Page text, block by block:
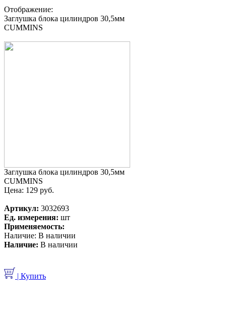
Отображение:
Заглушка блока цилиндров 30,5мм
CUMMINS
Заглушка блока цилиндров 30,5мм
CUMMINS
Цена: 129 руб.
Артикул: 3032693
Ед. измерения: шт
Применяемость:
Наличие: В наличии
Наличие: В наличии
| Купить